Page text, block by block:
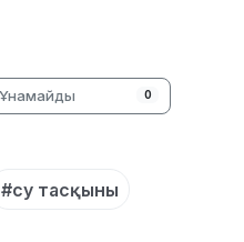
0
#су тасқыны